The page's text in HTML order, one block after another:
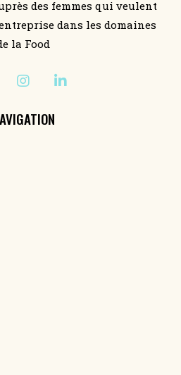
des femmes qui veulent
dans les domaines
la Food